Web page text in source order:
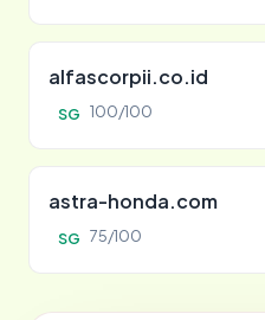
alfascorpii.co.id
SG 100/100
astra-honda.com
SG 75/100